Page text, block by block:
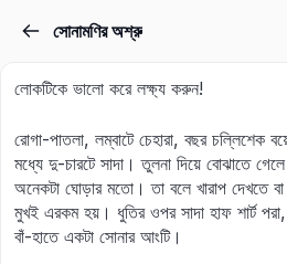
সোনামণির অশ্রু
লোকটিকে ভালো করে লক্ষ্য করুন!
রোগা-পাতলা, লম্বাটে চেহারা, বছর চল্লিশেক
মধ্যে দু-চারটে সাদা। তুলনা দিয়ে বোঝাতে
অনেকটা ঘোড়ার মতো। তা বলে খারাপ দেখতে
মুখই এরকম হয়। ধুতির ওপর সাদা হাফ শার্ট
বাঁ-হাতে একটা সোনার আংটি।
Don’t have an